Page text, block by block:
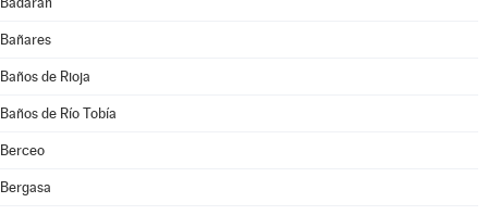
Bañares
Baños de Rioja
Baños de Río Tobía
Berceo
Bergasa